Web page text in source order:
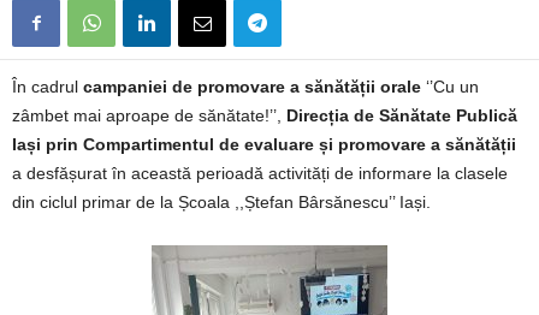
În cadrul campaniei de promovare a sănătății orale ‘’Cu un
zâmbet mai aproape de sănătate!’’, Direcția de Sănătate Publică
Iași prin Compartimentul de evaluare și promovare a sănătății
a desfășurat în această perioadă activități de informare la clasele
din ciclul primar de la Școala ,,Ștefan Bârsănescu’’ Iași.